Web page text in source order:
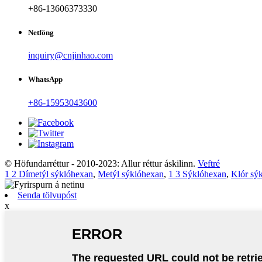
+86-13606373330
Netföng
inquiry@cnjinhao.com
WhatsApp
+86-15953043600
© Höfundarréttur - 2010-2023: Allur réttur áskilinn. Veftré
1 2 Dímetýl sýklóhexan, Metýl sýklóhexan, 1 3 Sýklóhexan, Klór
Senda tölvupóst
x